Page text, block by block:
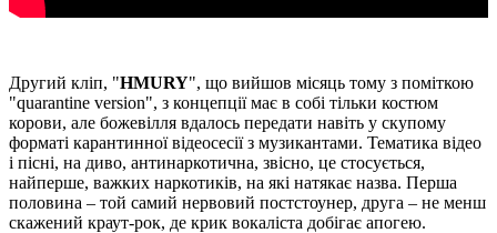
Другий кліп, "HMURY", що вийшов місяць тому з поміткою
"quarantine version", з концепції має в собі тільки костюм
корови, але божевілля вдалось передати навіть у скупому
форматі карантинної відеосесії з музикантами. Тематика відео
і пісні, на диво, антинаркотична, звісно, це стосується,
найперше, важких наркотиків, на які натякає назва. Перша
половина – той самий нервовий постстоунер, друга – не менш
скажений краут-рок, де крик вокаліста добігає апогею.